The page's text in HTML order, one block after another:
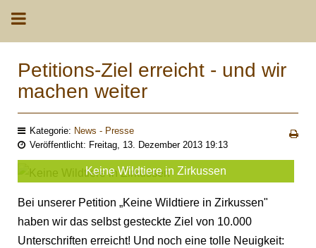
Petitions-Ziel erreicht - und wir
machen weiter
Kategorie: News - Presse
Veröffentlicht: Freitag, 13. Dezember 2013 19:13
Keine Wildtiere in Zirkussen
Bei unserer Petition „Keine Wildtiere in Zirkussen"
haben wir das selbst gesteckte Ziel von 10.000
Unterschriften erreicht! Und noch eine tolle Neuigkeit: